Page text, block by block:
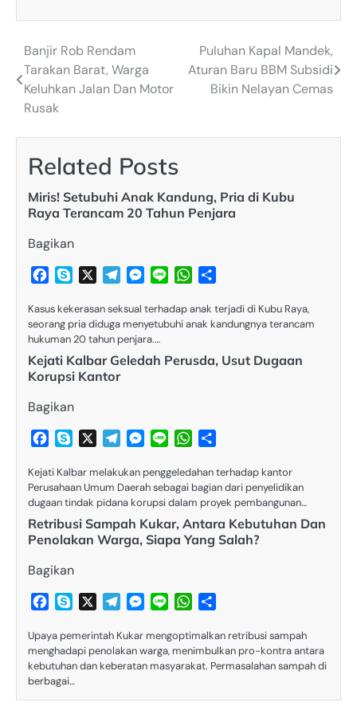
Post
navigation
Banjir Rob Rendam
Tarakan Barat, Warga
Keluhkan Jalan Dan Motor
Rusak
Puluhan Kapal Mandek,
Aturan Baru BBM Subsidi
Bikin Nelayan Cemas
Related Posts
Miris! Setubuhi Anak Kandung, Pria di Kubu
Raya Terancam 20 Tahun Penjara
Bagikan
Facebook
Skype TelegramMessenger
Line WhatsApp
Kasus kekerasan seksual terhadap anak terjadi di Kubu Raya,
seorang pria diduga menyetubuhi anak kandungnya terancam
hukuman 20 tahun penjara.…
Kejati Kalbar Geledah Perusda, Usut Dugaan
Korupsi Kantor
Bagikan
Facebook
Skype TelegramMessenger
Line WhatsApp
Kejati Kalbar melakukan penggeledahan terhadap kantor
Perusahaan Umum Daerah sebagai bagian dari penyelidikan
dugaan tindak pidana korupsi dalam proyek pembangunan…
Retribusi Sampah Kukar, Antara Kebutuhan Dan
Penolakan Warga, Siapa Yang Salah?
Bagikan
Facebook
Skype TelegramMessenger
Line WhatsApp
Upaya pemerintah Kukar mengoptimalkan retribusi sampah
menghadapi penolakan warga, menimbulkan pro-kontra antara
kebutuhan dan keberatan masyarakat. Permasalahan sampah di
berbagai…